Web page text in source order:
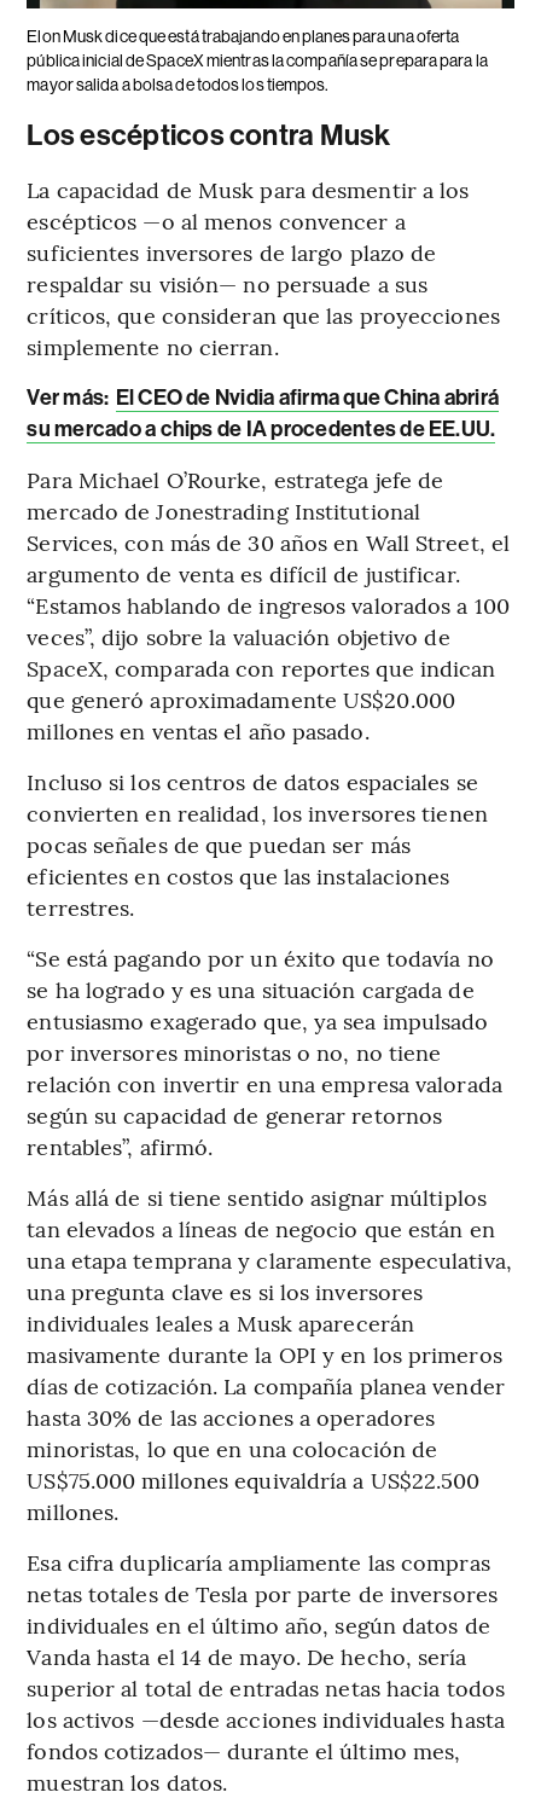
Elon Musk dice que está trabajando en planes para una oferta
pública inicial de SpaceX mientras la compañía se prepara para la
mayor salida a bolsa de todos los tiempos.
Los escépticos contra Musk
La capacidad de Musk para desmentir a los
escépticos —o al menos convencer a
suficientes inversores de largo plazo de
respaldar su visión— no persuade a sus
críticos, que consideran que las proyecciones
simplemente no cierran.
Ver más: El CEO de Nvidia afirma que China abrirá
su mercado a chips de IA procedentes de EE.UU.
Para Michael O’Rourke, estratega jefe de
mercado de Jonestrading Institutional
Services, con más de 30 años en Wall Street, el
argumento de venta es difícil de justificar.
“Estamos hablando de ingresos valorados a 100
veces”, dijo sobre la valuación objetivo de
SpaceX, comparada con reportes que indican
que generó aproximadamente US$20.000
millones en ventas el año pasado.
Incluso si los centros de datos espaciales se
convierten en realidad, los inversores tienen
pocas señales de que puedan ser más
eficientes en costos que las instalaciones
terrestres.
“Se está pagando por un éxito que todavía no
se ha logrado y es una situación cargada de
entusiasmo exagerado que, ya sea impulsado
por inversores minoristas o no, no tiene
relación con invertir en una empresa valorada
según su capacidad de generar retornos
rentables”, afirmó.
Más allá de si tiene sentido asignar múltiplos
tan elevados a líneas de negocio que están en
una etapa temprana y claramente especulativa,
una pregunta clave es si los inversores
individuales leales a Musk aparecerán
masivamente durante la OPI y en los primeros
días de cotización. La compañía planea vender
hasta 30% de las acciones a operadores
minoristas, lo que en una colocación de
US$75.000 millones equivaldría a US$22.500
millones.
Esa cifra duplicaría ampliamente las compras
netas totales de Tesla por parte de inversores
individuales en el último año, según datos de
Vanda hasta el 14 de mayo. De hecho, sería
superior al total de entradas netas hacia todos
los activos —desde acciones individuales hasta
fondos cotizados— durante el último mes,
muestran los datos.